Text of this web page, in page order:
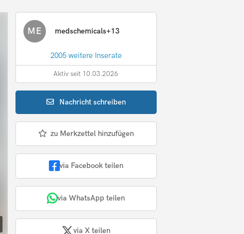
ME medschemicals+13
2005 weitere Inserate
Aktiv seit 10.03.2026
Nachrichtschreiben
zu Merkzettel hinzufügen
via Facebook teilen
via WhatsApp teilen
via X teilen